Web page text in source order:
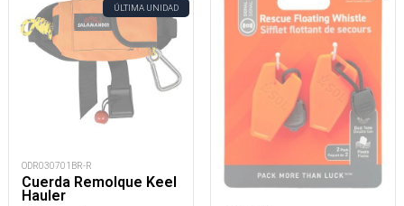
ÚLTIMA UNIDAD
ODR030701BR-R
Cuerda Remolque Keel
Hauler